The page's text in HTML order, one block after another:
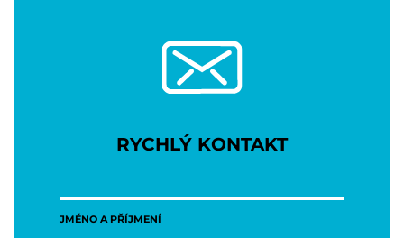
RYCHLÝ KONTAKT
JMÉNO A PŘÍJMENÍ